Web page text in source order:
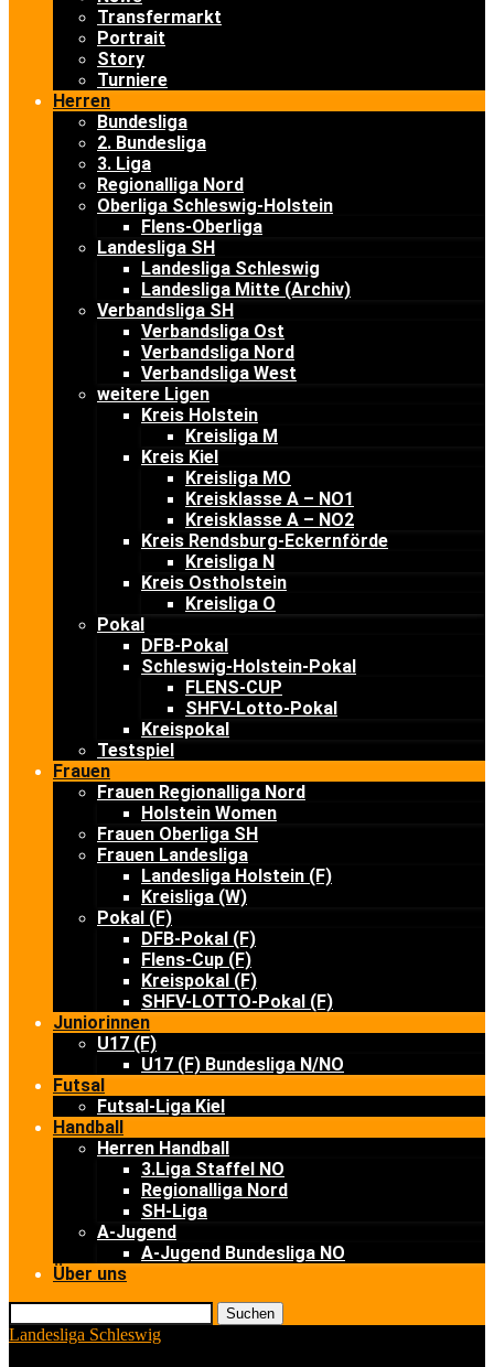
Transfermarkt
Portrait
Story
Turniere
Herren
Bundesliga
2. Bundesliga
3. Liga
Regionalliga Nord
Oberliga Schleswig-Holstein
Flens-Oberliga
Landesliga SH
Landesliga Schleswig
Landesliga Mitte (Archiv)
Verbandsliga SH
Verbandsliga Ost
Verbandsliga Nord
Verbandsliga West
weitere Ligen
Kreis Holstein
Kreisliga M
Kreis Kiel
Kreisliga MO
Kreisklasse A – NO1
Kreisklasse A – NO2
Kreis Rendsburg-Eckernförde
Kreisliga N
Kreis Ostholstein
Kreisliga O
Pokal
DFB-Pokal
Schleswig-Holstein-Pokal
FLENS-CUP
SHFV-Lotto-Pokal
Kreispokal
Testspiel
Frauen
Frauen Regionalliga Nord
Holstein Women
Frauen Oberliga SH
Frauen Landesliga
Landesliga Holstein (F)
Kreisliga (W)
Pokal (F)
DFB-Pokal (F)
Flens-Cup (F)
Kreispokal (F)
SHFV-LOTTO-Pokal (F)
Juniorinnen
U17 (F)
U17 (F) Bundesliga N/NO
Futsal
Futsal-Liga Kiel
Handball
Herren Handball
3.Liga Staffel NO
Regionalliga Nord
SH-Liga
A-Jugend
A-Jugend Bundesliga NO
Über uns
Suchen
Landesliga Schleswig